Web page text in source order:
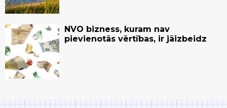
NVO bizness, kuram nav
pievienotās vērtības, ir jāizbeidz